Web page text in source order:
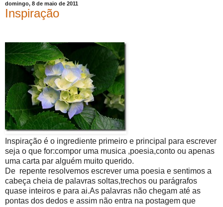
domingo, 8 de maio de 2011
Inspiração
Inspiração é o ingrediente primeiro e principal para escrever
seja o que for:compor uma musica ,poesia,conto ou apenas
uma carta par alguém muito querido.
De repente resolvemos escrever uma poesia e sentimos a
cabeça cheia de palavras soltas,trechos ou parágrafos
quase inteiros e para ai.As palavras não chegam até as
pontas dos dedos e assim não entra na postagem que